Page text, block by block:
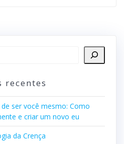
recentes
ser você mesmo: Como
e criar um novo eu
da Crença